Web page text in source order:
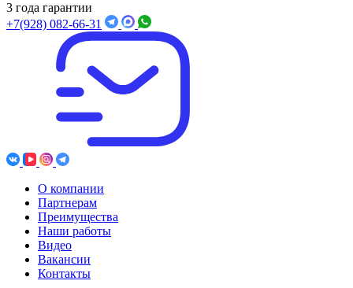
3 года гарантии
+7(928) 082-66-31
О компании
Партнерам
Преимущества
Наши работы
Видео
Вакансии
Контакты